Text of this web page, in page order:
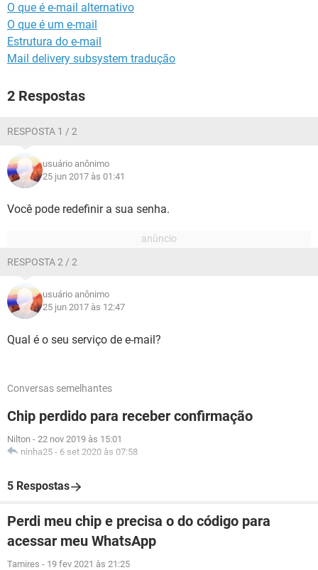
O que é e-mail alternativo
O que é um e-mail
Estrutura do e-mail
Mail delivery subsystem tradução
2 Respostas
RESPOSTA 1 / 2
usuário anônimo
25 jun 2017 às 01:41
Você pode redefinir a sua senha.
RESPOSTA 2 / 2
usuário anônimo
25 jun 2017 às 12:47
Qual é o seu serviço de e-mail?
Conversas semelhantes
Chip perdido para receber confirmação
Nilton - 22 nov 2019 às 15:01
ninha25 - 6 set 2020 às 07:58
5 Respostas
Perdi meu chip e precisa o do código para
acessar meu WhatsApp
Tamires - 19 fev 2021 às 21:25